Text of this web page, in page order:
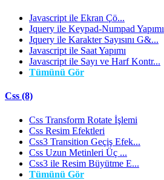
Javascript ile Ekran Çö...
Jquery ile Keypad-Numpad Yapımı
Jquery ile Karakter Sayısını G&...
Javascript ile Saat Yapımı
Javascript ile Sayı ve Harf Kontr...
Tümünü Gör
Css (8)
Css Transform Rotate İşlemi
Css Resim Efektleri
Css3 Transition Geçiş Efek...
Css Uzun Metinleri Üç ...
Css3 ile Resim Büyütme E...
Tümünü Gör